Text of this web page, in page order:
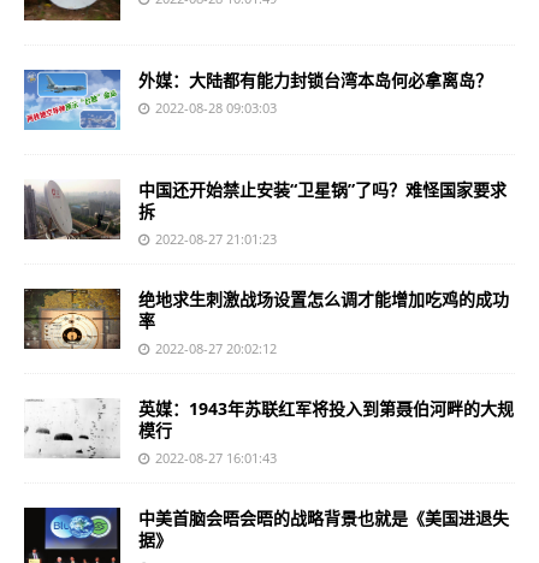
外媒：大陆都有能力封锁台湾本岛何必拿离岛？
2022-08-28 09:03:03
中国还开始禁止安装“卫星锅”了吗？难怪国家要求
拆
2022-08-27 21:01:23
绝地求生刺激战场设置怎么调才能增加吃鸡的成功
率
2022-08-27 20:02:12
英媒：1943年苏联红军将投入到第聂伯河畔的大规
模行
2022-08-27 16:01:43
中美首脑会晤会晤的战略背景也就是《美国进退失
据》